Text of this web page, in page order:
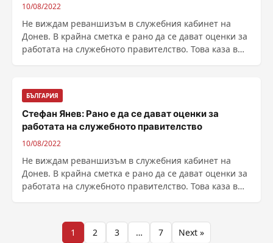
10/08/2022
Не виждам реваншизъм в служебния кабинет на
Донев. В крайна сметка е рано да се дават оценки за
работата на служебното правителство. Това каза в
БЪЛГАРИЯ
Стефан Янев: Рано е да се дават оценки за
работата на служебното правителство
10/08/2022
Не виждам реваншизъм в служебния кабинет на
Донев. В крайна сметка е рано да се дават оценки за
работата на служебното правителство. Това каза в
Разделяне
1 2 3 … 7 Next »